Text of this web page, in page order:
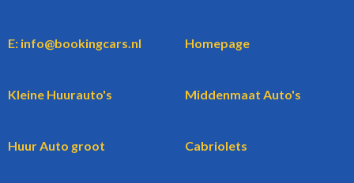
E: info@bookingcars.nl Homepage
Kleine Huurauto's Middenmaat Auto's
Huur Auto groot Cabriolets